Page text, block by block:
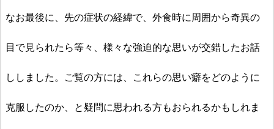
なお最後に、先の症状の経緯で、外食時に周囲から奇異の
目で見られたら等々、様々な強迫的な思いが交錯したお話
ししました。ご覧の方には、これらの思い癖をどのように
克服したのか、と疑問に思われる方もおられるかもしれま